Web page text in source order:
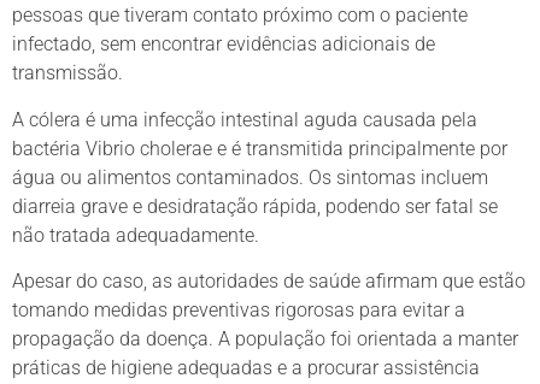
pessoas que tiveram contato próximo com o paciente
infectado, sem encontrar evidências adicionais de
transmissão.
A cólera é uma infecção intestinal aguda causada pela
bactéria Vibrio cholerae e é transmitida principalmente por
água ou alimentos contaminados. Os sintomas incluem
diarreia grave e desidratação rápida, podendo ser fatal se
não tratada adequadamente.
Apesar do caso, as autoridades de saúde afirmam que estão
tomando medidas preventivas rigorosas para evitar a
propagação da doença. A população foi orientada a manter
práticas de higiene adequadas e a procurar assistência